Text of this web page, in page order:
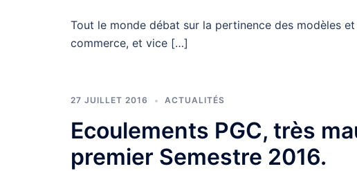
Tout le monde débat sur la pertinence des modèles
commerce, et vice […]
27 JUILLET 2016 ACTUALITÉS
Ecoulements PGC, très
premier Semestre 2016.